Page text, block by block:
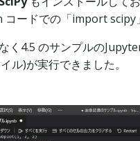
ードでの「import scipy
く4.5 のサンプルの
ル)が実行できました。